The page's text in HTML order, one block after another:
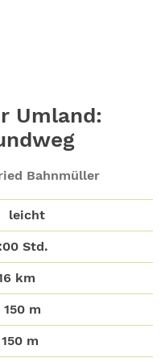
Umland:
Bahnmüller
leicht
Std.
km
150 m
150 m